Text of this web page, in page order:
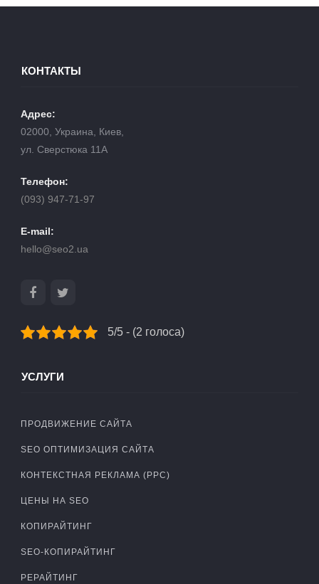
КОНТАКТЫ
Адрес:
02000, Украина, Киев,
ул. Сверстюка 11А
Телефон:
(093) 947-71-97
E-mail:
hello@seo2.ua
5/5 - (2 голоса)
УСЛУГИ
ПРОДВИЖЕНИЕ САЙТА
SEO ОПТИМИЗАЦИЯ САЙТА
КОНТЕКСТНАЯ РЕКЛАМА (PPC)
ЦЕНЫ НА SEO
КОПИРАЙТИНГ
SEO-КОПИРАЙТИНГ
РЕРАЙТИНГ